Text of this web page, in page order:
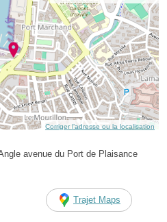
Corriger l’adresse ou la localisation
avenue du Port de Plaisance
Trajet Maps